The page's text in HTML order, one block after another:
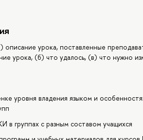
описание урока, поставленные
урока, (б) что удалось, (в) что нужно
уровня владения языком и
в группах с разным составом учащихся